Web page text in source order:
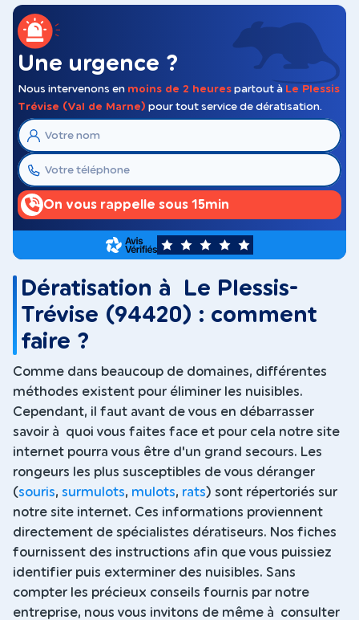
Une urgence ?
Nous intervenons en moins de 2 heures partout à Le Plessis
Trévise (Val de Marne) pour tout service de dératisation.
On vous rappelle sous 15min
5
Dératisation à Le Plessis-
Trévise (94420) : comment
faire ?
Comme dans beaucoup de domaines, différentes
méthodes existent pour éliminer les nuisibles.
Cependant, il faut avant de vous en débarrasser
savoir à quoi vous faites face et pour cela notre site
internet pourra vous être d'un grand secours. Les
rongeurs les plus susceptibles de vous déranger
(souris, surmulots, mulots, rats) sont répertoriés sur
notre site internet. Ces informations proviennent
directement de spécialistes dératiseurs. Nos fiches
fournissent des instructions afin que vous puissiez
identifier puis exterminer des nuisibles. Sans
compter les précieux conseils fournis par notre
entreprise, nous vous invitons de même à consulter